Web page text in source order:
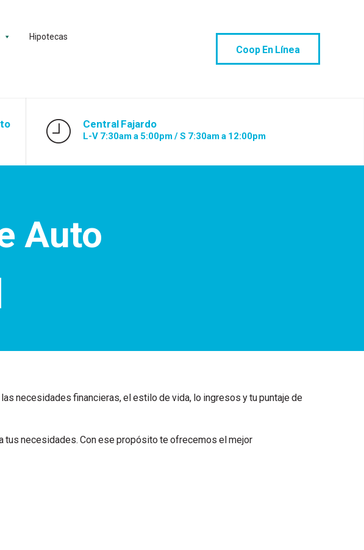
Hipotecas
Coop En Línea
Central Fajardo
L-V 7:30am a 5:00pm / S 7:30am a 12:00pm
Auto
necesidades financieras, el estilo de vida, lo ingresos y tu puntaje de
tus necesidades. Con ese propósito te ofrecemos el mejor